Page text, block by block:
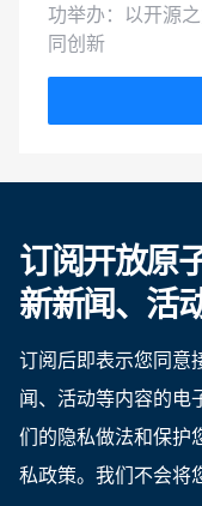
功举办：以开源
同创新
订阅开放原
新新闻、活
订阅后即表示您同意
闻、活动等内容的电
们的隐私做法和保护
私政策。我们不会将